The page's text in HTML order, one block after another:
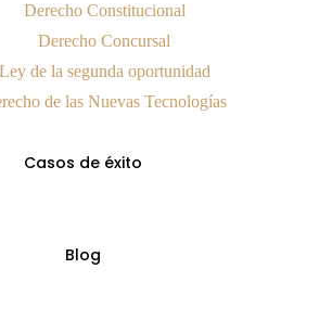
Derecho Constitucional
Derecho Concursal
Ley de la segunda oportunidad
de las Nuevas Tecnologías
Casos de éxito
Blog